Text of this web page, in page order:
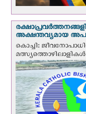
അക്ഷന്തവ്യമായ
കൊച്ചി: